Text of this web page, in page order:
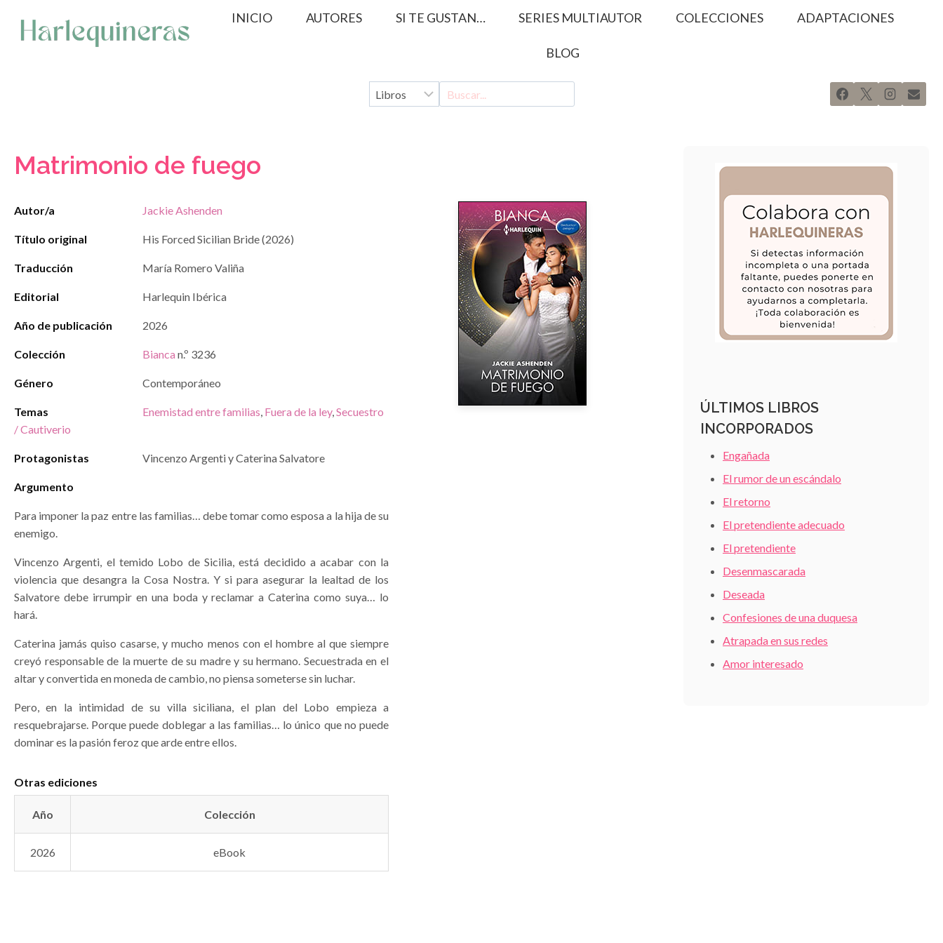
contenido
INICIO AUTORES SI TE GUSTAN… SERIES MULTIAUTOR COLECCIONES ADAPTACIONES
BLOG
Matrimonio de fuego
Autor/a Jackie Ashenden
Título original His Forced Sicilian Bride (2026)
Traducción María Romero Valiña
Editorial Harlequin Ibérica
Año de publicación 2026
Colección Bianca n.º 3236
Género Contemporáneo
Temas Enemistad entre familias, Fuera de la ley,Secuestro
/ Cautiverio
Protagonistas Vincenzo Argenti y Caterina Salvatore
Argumento
Para imponer la paz entre las familias… debe tomar como esposa a la hija de su
enemigo.
Vincenzo Argenti, el temido Lobo de Sicilia, está decidido a acabar con la
violencia que desangra la Cosa Nostra. Y si para asegurar la lealtad de los
Salvatore debe irrumpir en una boda y reclamar a Caterina como suya… lo
hará.
Caterina jamás quiso casarse, y mucho menos con el hombre al que siempre
creyó responsable de la muerte de su madre y su hermano. Secuestrada en el
altar y convertida en moneda de cambio, no piensa someterse sin luchar.
Pero, en la intimidad de su villa siciliana, el plan del Lobo empieza a
resquebrajarse. Porque puede doblegar a las familias… lo único que no puede
dominar es la pasión feroz que arde entre ellos.
Otras ediciones
Año Colección
2026 eBook
ÚLTIMOS LIBROS
INCORPORADOS
Engañada
El rumor de un escándalo
El retorno
El pretendiente adecuado
El pretendiente
Desenmascarada
Deseada
Confesiones de una duquesa
Atrapada en sus redes
Amor interesado